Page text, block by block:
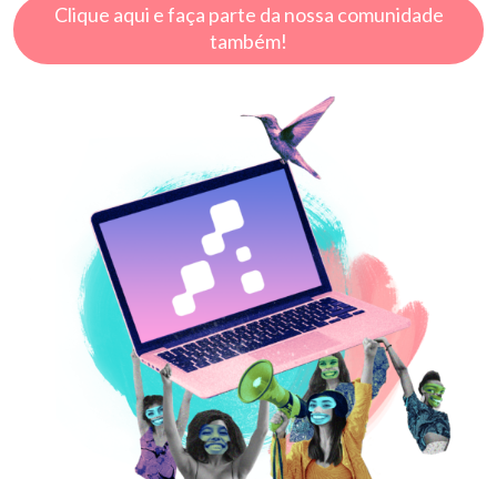
Clique aqui e faça parte da nossa comunidade
também!